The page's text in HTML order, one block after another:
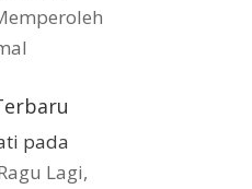
pada
Lagi,